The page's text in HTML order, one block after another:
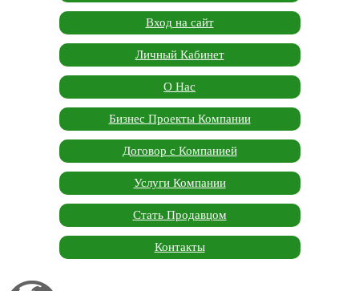
Вход на сайт
Личный Кабинет
О Нас
Бизнес Проекты Компании
Договор с Компанией
Услуги Компании
Стать Продавцом
Контакты